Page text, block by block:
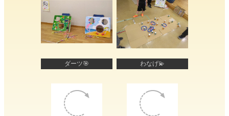
ダーツ🎯 わなげ💫